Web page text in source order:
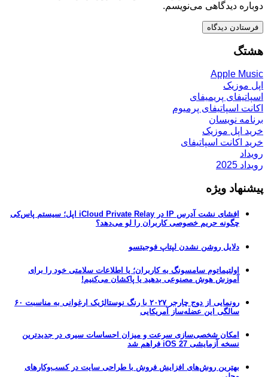
دوباره دیدگاهی می‌نویسم.
هشتگ
Apple Music
اپل موزیک
اسپاتیفای پریمیفای
اکانت اسپاتیفای پرمیوم
برنامه نویسان
خرید اپل موزیک
خرید اکانت اسپاتیفای
رویداد
رویداد 2025
پیشنهاد ویژه
افشای نشت آدرس IP در iCloud Private Relay اپل؛ سیستم پاس‌کی
چگونه حریم خصوصی کاربران را لو می‌دهد؟
دلایل روشن نشدن لپتاپ فوجیتسو
اولتیماتوم سامسونگ به کاربران؛ یا اطلاعات سلامتی خود را برای
آموزش هوش مصنوعی بدهید یا پاکشان می‌کنیم!
رونمایی از دوج چارجر ۲۰۲۷ با رنگ نوستالژیک ارغوانی به مناسبت ۶۰
سالگی این عضله‌ساز آمریکایی
امکان شخصی‌سازی سرعت و میزان احساسات سیری در جدیدترین
نسخه آزمایشی iOS 27 فراهم شد
بهترین روش‌های افزایش فروش با طراحی سایت در کسب‌وکارهای